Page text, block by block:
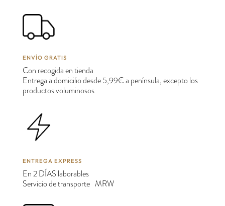
ENVÍO GRATIS
Con recogida en tienda
Entrega a domicilio desde 5,99€ a península, excepto los
productos voluminosos
ENTREGA EXPRESS
En 2 DÍAS laborables
Servicio de transporte MRW